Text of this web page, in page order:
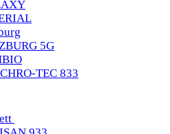
5G
TEC 833